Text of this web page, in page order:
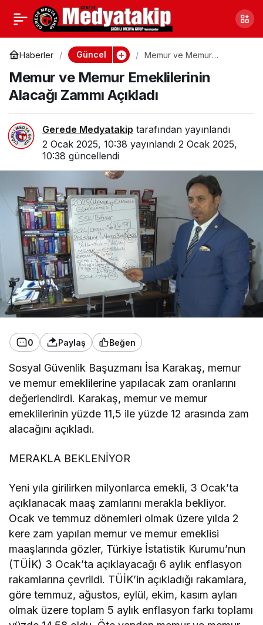
Haberler Güncel
Memur ve Memur
Zammı Açıkladı
Memur ve Memur Emeklilerinin
Alacağı Zammı Açıkladı
Gerede Medyatakip tarafından yayınlandı
2 Ocak 2025, 10:38 yayınlandı 2 Ocak 2025,
10:38 güncellendi
0 Paylaş Beğen
Sosyal Güvenlik Başuzmanı İsa Karakaş, memur
ve memur emeklilerine yapılacak zam oranlarını
değerlendirdi. Karakaş, memur ve memur
emeklilerinin yüzde 11,5 ile yüzde 12 arasında zam
alacağını açıkladı.
MERAKLA BEKLENİYOR
Yeni yıla girilirken milyonlarca emekli, 3 Ocak’ta
açıklanacak maaş zamlarını merakla bekliyor.
Ocak ve temmuz dönemleri olmak üzere yılda 2
kere zam yapılan memur ve memur emeklisi
maaşlarında gözler, Türkiye İstatistik Kurumu’nun
(TÜİK) 3 Ocak’ta açıklayacağı 6 aylık enflasyon
rakamlarına çevrildi. TÜİK’in açıkladığı rakamlara,
göre temmuz, ağustos, eylül, ekim, kasım ayları
olmak üzere toplam 5 aylık enflasyon farkı toplamı
Ekmek Parasını Korumak
İsterken Canından
Oluyordu
Paylaş